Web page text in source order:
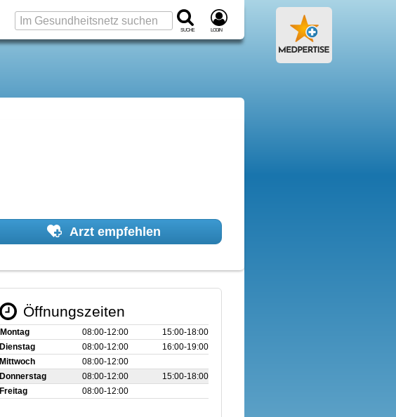
Suche Login
Arzt empfehlen
Öffnungszeiten
Montag 08:00‑12:00
15:00‑18:00
Dienstag
08:00‑12:00
16:00‑19:00
Mittwoch
08:00‑12:00
Donnerstag
08:00‑12:00
15:00‑18:00
Freitag
08:00‑12:00